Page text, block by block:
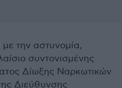
την αστυνομία,
συντονισμένης
Δίωξης Ναρκωτικών
Διεύθυνσης